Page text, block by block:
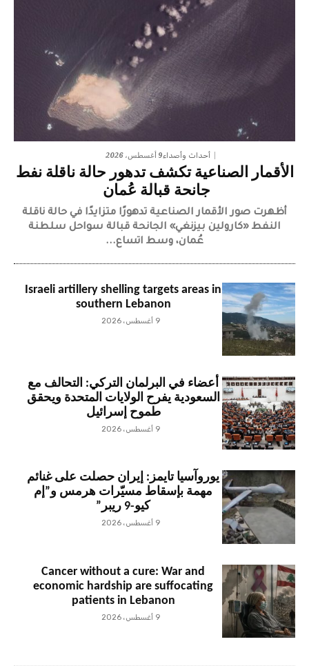
أحداث وأصداء9 أغسطس، 2026
الأقمار الصناعية تكشف تدهور حالة ناقلة نفط
جانحة قبالة عُمان
أظهرت صور الأقمار الصناعية تدهورًا متزايدًا في حالة ناقلة
النفط «كارولين بيزنغي» الجانحة قبالة سواحل سلطنة
عُمان، وسط اتساع...
Israeli artillery shelling targets areas in
southern Lebanon
9 أغسطس، 2026
أعضاء في البرلمان التركي: التحالف مع
السعودية يفرح الولايات المتحدة ويحقق
طموح إسرائيل
9 أغسطس، 2026
يوروآسيا تايمز: إيران حصلت على غنائم
مهمة بإسقاط مسيّرات هرمس و”إم
كيو-9 ريبر”
9 أغسطس، 2026
Cancer without a cure: War and
economic hardship are suffocating
patients in Lebanon
9 أغسطس، 2026